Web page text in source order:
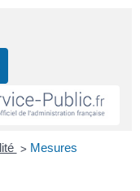
> Mesures